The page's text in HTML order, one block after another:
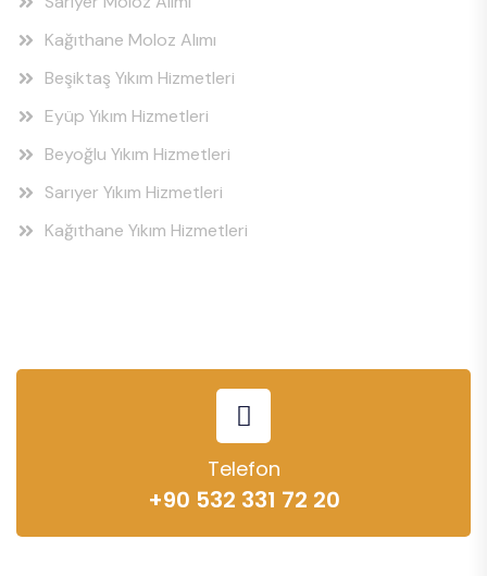
Kağıthane Moloz Alımı
Beşiktaş Yıkım Hizmetleri
Eyüp Yıkım Hizmetleri
Beyoğlu Yıkım Hizmetleri
Sarıyer Yıkım Hizmetleri
Kağıthane Yıkım Hizmetleri
Telefon
+90 532 331 72 20